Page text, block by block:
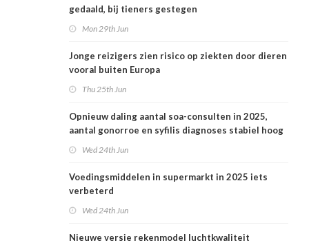
gedaald, bij tieners gestegen
Mon 29th Jun
Jonge reizigers zien risico op ziekten door dieren
vooral buiten Europa
Thu 25th Jun
Opnieuw daling aantal soa-consulten in 2025,
aantal gonorroe en syfilis diagnoses stabiel hoog
Wed 24th Jun
Voedingsmiddelen in supermarkt in 2025 iets
verbeterd
Wed 24th Jun
Nieuwe versie rekenmodel luchtkwaliteit